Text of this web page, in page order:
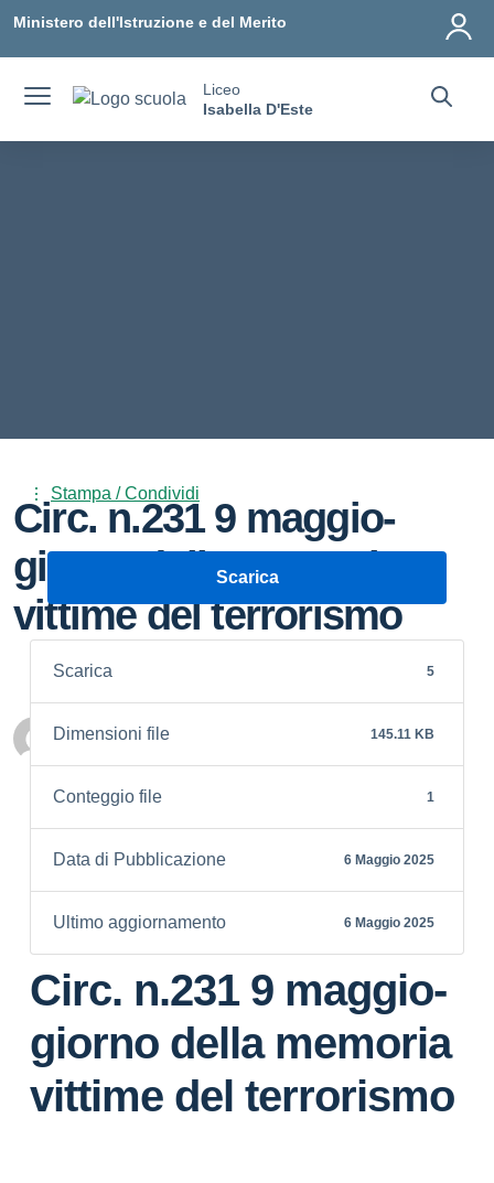
Ministero dell'Istruzione e del Merito
Liceo
Isabella D'Este
Circ. n.231 9 maggio-
giorno della memoria
vittime del terrorismo
Personale scolastico
Stampa / Condividi
Scarica
Scarica 5
Dimensioni file 145.11 KB
Conteggio file 1
Data di Pubblicazione 6 Maggio 2025
Ultimo aggiornamento 6 Maggio 2025
Circ. n.231 9 maggio-
giorno della memoria
vittime del terrorismo